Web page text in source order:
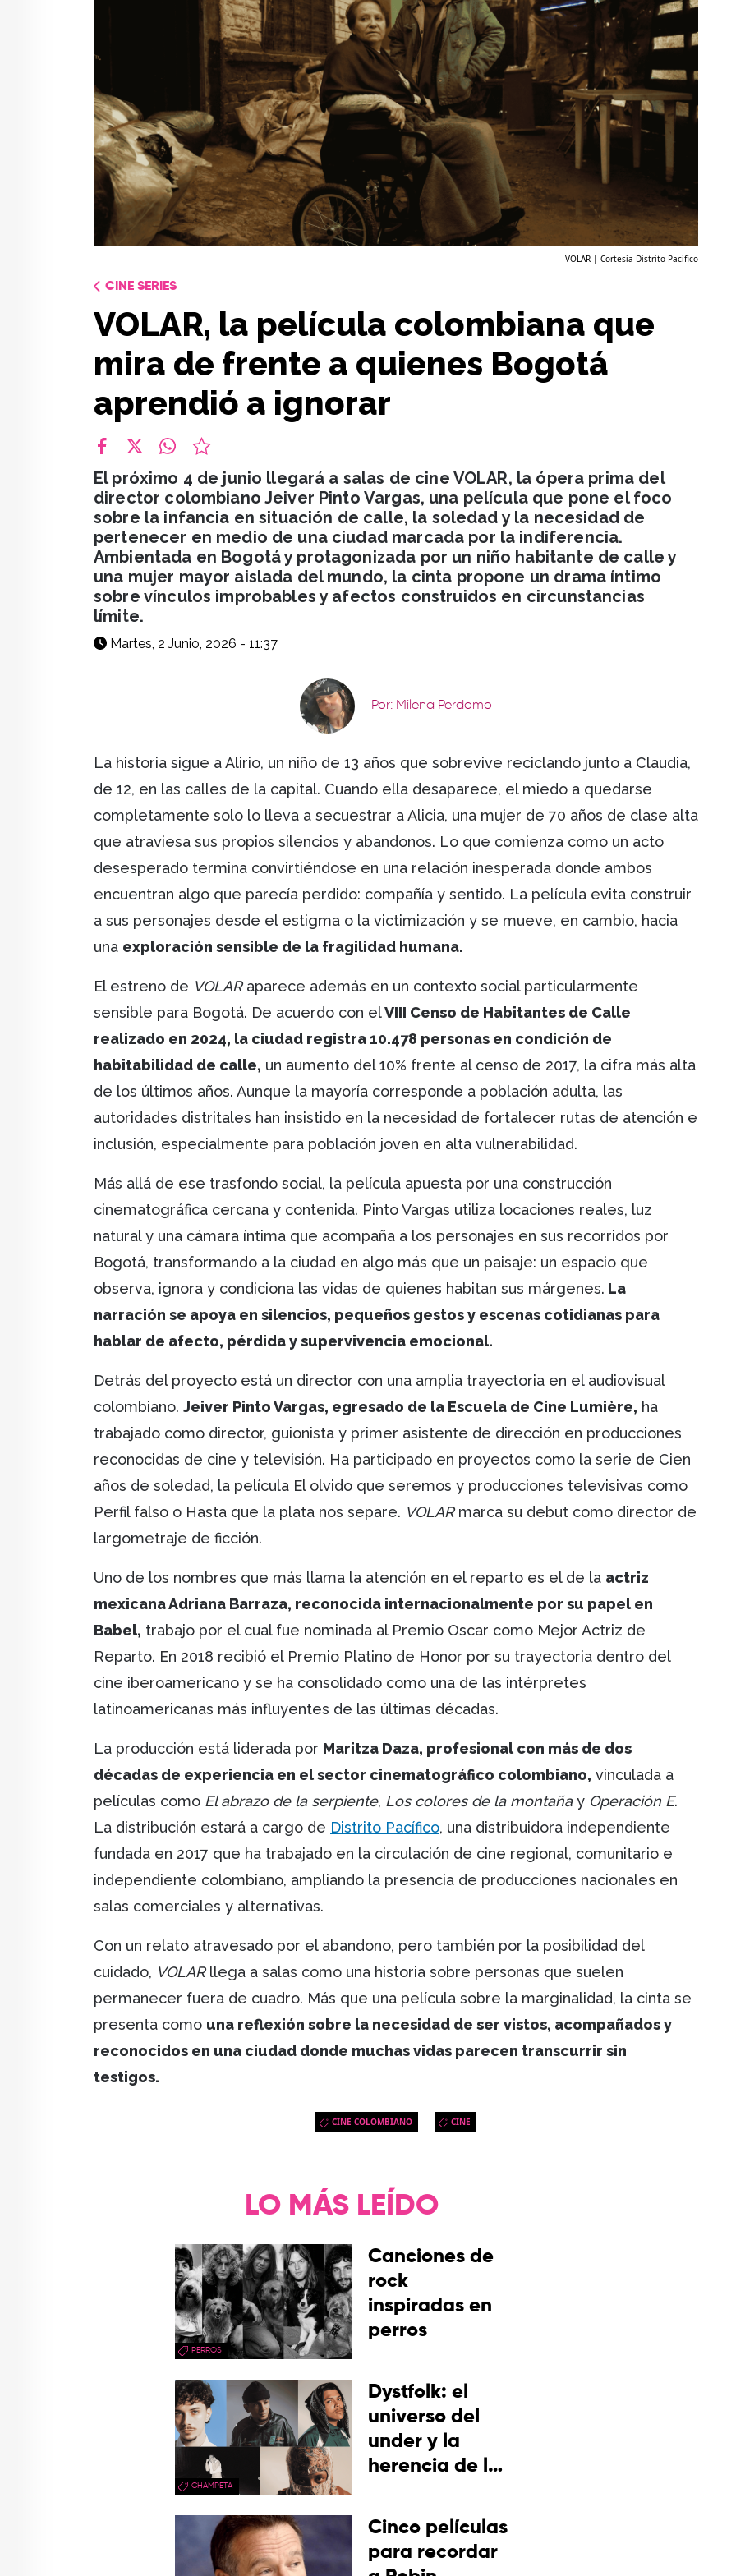
VOLAR | Cortesía Distrito Pacífico
CINE SERIES
VOLAR, la película colombiana que
mira de frente a quienes Bogotá
aprendió a ignorar
El próximo 4 de junio llegará a salas de cine VOLAR, la ópera prima del
director colombiano Jeiver Pinto Vargas, una película que pone el foco
sobre la infancia en situación de calle, la soledad y la necesidad de
pertenecer en medio de una ciudad marcada por la indiferencia.
Ambientada en Bogotá y protagonizada por un niño habitante de calle y
una mujer mayor aislada del mundo, la cinta propone un drama íntimo
sobre vínculos improbables y afectos construidos en circunstancias
límite.
Martes, 2 Junio, 2026 - 11:37
Por: Milena Perdomo
La historia sigue a Alirio, un niño de 13 años que sobrevive reciclando junto a Claudia,
de 12, en las calles de la capital. Cuando ella desaparece, el miedo a quedarse
completamente solo lo lleva a secuestrar a Alicia, una mujer de 70 años de clase alta
que atraviesa sus propios silencios y abandonos. Lo que comienza como un acto
desesperado termina convirtiéndose en una relación inesperada donde ambos
encuentran algo que parecía perdido: compañía y sentido. La película evita construir
a sus personajes desde el estigma o la victimización y se mueve, en cambio, hacia
una exploración sensible de la fragilidad humana.
El estreno de VOLARaparece además en un contexto social particularmente
sensible para Bogotá. De acuerdo con elVIII Censo de Habitantes de Calle
realizado en 2024, la ciudad registra 10.478 personas en condición de
habitabilidad de calle, un aumento del 10% frente al censo de 2017, la cifra más alta
de los últimos años. Aunque la mayoría corresponde a población adulta, las
autoridades distritales han insistido en la necesidad de fortalecer rutas de atención e
inclusión, especialmente para población joven en alta vulnerabilidad.
Más allá de ese trasfondo social, la película apuesta por una construcción
cinematográfica cercana y contenida. Pinto Vargas utiliza locaciones reales, luz
natural y una cámara íntima que acompaña a los personajes en sus recorridos por
Bogotá, transformando a la ciudad en algo más que un paisaje: un espacio que
observa, ignora y condiciona las vidas de quienes habitan sus márgenes. La
narración se apoya en silencios, pequeños gestos y escenas cotidianas para
hablar de afecto, pérdida y supervivencia emocional.
Detrás del proyecto está un director con una amplia trayectoria en el audiovisual
colombiano. Jeiver Pinto Vargas, egresado de la Escuela de Cine Lumière, ha
trabajado como director, guionista y primer asistente de dirección en producciones
reconocidas de cine y televisión. Ha participado en proyectos como la serie de Cien
años de soledad, la película El olvido que seremos y producciones televisivas como
Perfil falso o Hasta que la plata nos separe. VOLARmarca su debut como director de
largometraje de ficción.
Uno de los nombres que más llama la atención en el reparto es el de la actriz
mexicana Adriana Barraza, reconocida internacionalmente por su papel en
Babel, trabajo por el cual fue nominada al Premio Oscar como Mejor Actriz de
Reparto. En 2018 recibió el Premio Platino de Honor por su trayectoria dentro del
cine iberoamericano y se ha consolidado como una de las intérpretes
latinoamericanas más influyentes de las últimas décadas.
La producción está liderada por Maritza Daza, profesional con más de dos
décadas de experiencia en el sector cinematográfico colombiano, vinculada a
películas como El abrazo de la serpiente, Los colores de la montañay Operación E.
La distribución estará a cargo de Distrito Pacífico, una distribuidora independiente
fundada en 2017 que ha trabajado en la circulación de cine regional, comunitario e
independiente colombiano, ampliando la presencia de producciones nacionales en
salas comerciales y alternativas.
Con un relato atravesado por el abandono, pero también por la posibilidad del
cuidado, VOLARllega a salas como una historia sobre personas que suelen
permanecer fuera de cuadro. Más que una película sobre la marginalidad, la cinta se
presenta como una reflexión sobre la necesidad de ser vistos, acompañados y
reconocidos en una ciudad donde muchas vidas parecen transcurrir sin
testigos.
CINE COLOMBIANO CINE
LO MÁS LEÍDO
PERROS
Canciones de
rock
inspiradas en
perros
CHAMPETA
Dystfolk: el
universo del
under y la
herencia de la
picotera
Cinco películas
para recordar